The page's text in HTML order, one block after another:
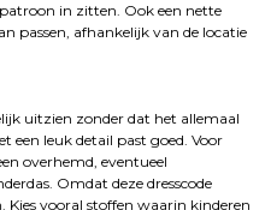
in zitten. Ook een nette
passen, afhankelijk van de locatie
uitzien zonder dat het allemaal
een leuk detail past goed. Voor
overhemd, eventueel
Omdat deze dresscode
Kies vooral stoffen waarin kinderen